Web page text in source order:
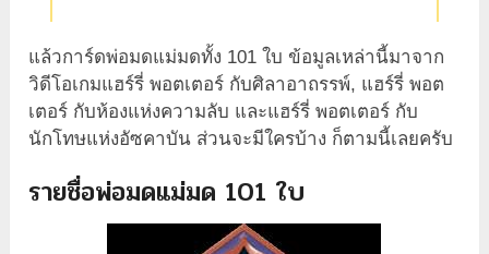
แล้วการ์ดพ่อมดแม่มดทั้ง 101 ใบ ข้อมูลเหล่านี้มาจาก
วิดีโอเกมแฮร์รี่ พอตเตอร์ กับศิลาอาถรรพ์, แฮร์รี่ พอต
เตอร์ กับห้องแห่งความลับ และแฮร์รี่ พอตเตอร์ กับ
นักโทษแห่งอัซคาบัน ส่วนจะมีใครบ้าง ก็ตามนี้เลยครับ
รายชื่อพ่อมดแม่มด 101 ใบ